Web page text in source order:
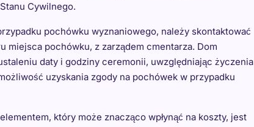
Cywilnego.
pochówku wyznaniowego, należy skontaktować
miejsca pochówku, z zarządem cmentarza. Dom
daty i godziny ceremonii, uwzględniając życzenia
uzyskania zgody na pochówek w przypadku
który może znacząco wpłynąć na koszty, jest